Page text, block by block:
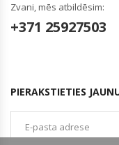
Zvani, mēs atbildēsim:
+371 25927503
PIERAKSTIETIES